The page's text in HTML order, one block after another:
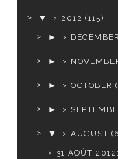
▼ 2012 (115)
►
DECEMBER
►
► OCTOBER
►
▼ AUGUST
31 AOÛT